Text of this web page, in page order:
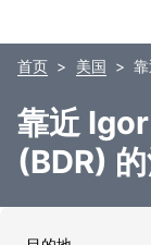
首页 美国
靠近
(BDR)